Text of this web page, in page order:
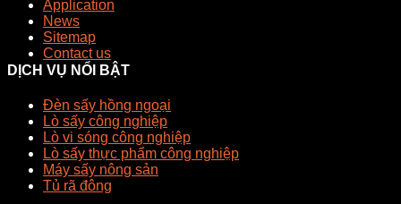
Application
News
Sitemap
Contact us
DỊCH VỤ NỔI BẬT
Đèn sấy hồng ngoại
Lò sấy công nghiệp
Lò vi sóng công nghiệp
Lò sấy thực phẩm công nghiệp
Máy sấy nông sản
Tủ rã đông